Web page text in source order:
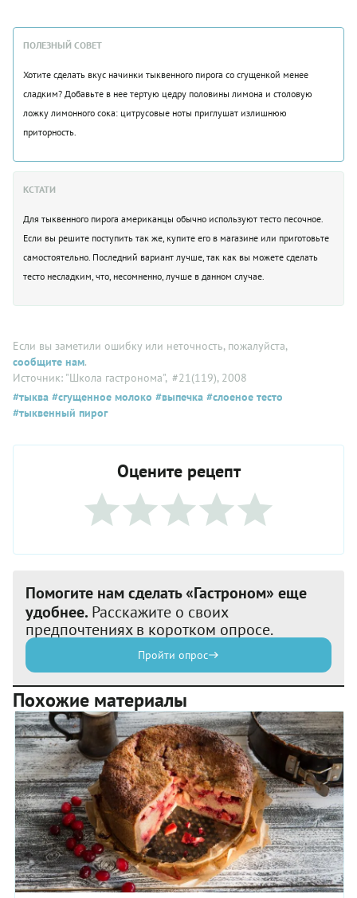
ПОЛЕЗНЫЙ СОВЕТ
Хотите сделать вкус начинки тыквенного пирога со сгущенкой менее
сладким? Добавьте в нее тертую цедру половины лимона и столовую
ложку лимонного сока: цитрусовые ноты приглушат излишнюю
приторность.
КСТАТИ
Для тыквенного пирога американцы обычно используют тесто песочное.
Если вы решите поступить так же, купите его в магазине или приготовьте
самостоятельно. Последний вариант лучше, так как вы можете сделать
тесто несладким, что, несомненно, лучше в данном случае.
Если вы заметили ошибку или неточность, пожалуйста,
сообщите нам.
Источник: "Школа гастронома", #21(119), 2008
#тыква #сгущенное молоко #выпечка #слоеное тесто
#тыквенный пирог
Оцените рецепт
Помогите нам сделать «Гастроном» еще
удобнее. Расскажите о своих
предпочтениях в коротком опросе.
Пройти опрос
Похожие материалы